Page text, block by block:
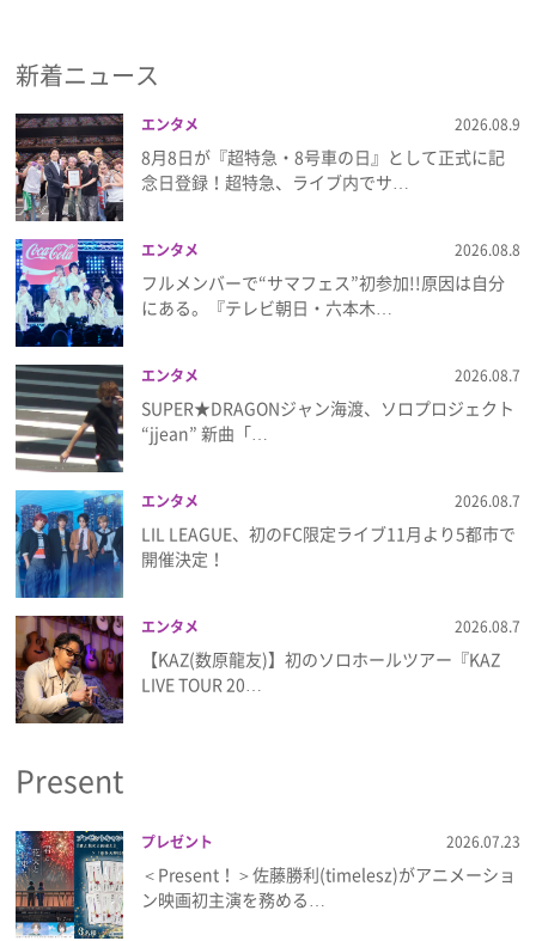
新着ニュース
エンタメ 2026.08.9
8月8日が『超特急・8号車の日』として正式に記
念日登録！超特急、ライブ内でサ…
エンタメ 2026.08.8
フルメンバーで“サマフェス”初参加!!原因は自分
にある。『テレビ朝日・六本木…
エンタメ 2026.08.7
SUPER★DRAGONジャン海渡、ソロプロジェクト
“jjean” 新曲「…
エンタメ 2026.08.7
LIL LEAGUE、初のFC限定ライブ11月より5都市で
開催決定！
エンタメ 2026.08.7
【KAZ(数原龍友)】初のソロホールツアー『KAZ
LIVE TOUR 20…
Present
プレゼント 2026.07.23
＜Present！＞佐藤勝利(timelesz)がアニメーショ
ン映画初主演を務める…